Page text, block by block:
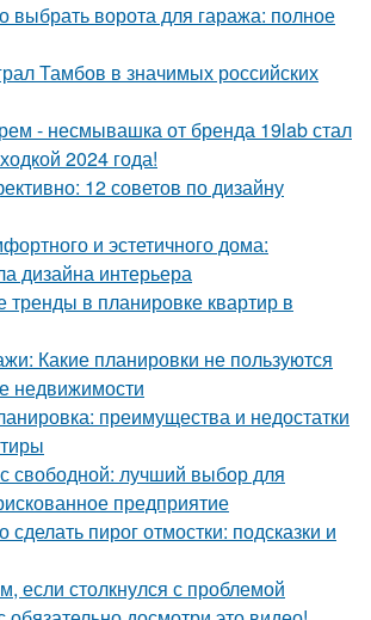
выбрать ворота для гаража: полное
Тамбов в значимых российских
- несмывашка от бренда 19lab стал
2024 года!
12 советов по дизайну
и эстетичного дома:
дизайна интерьера
в планировке квартир в
Какие планировки не пользуются
недвижимости
преимущества и недостатки
свободной: лучший выбор для
предприятие
сделать пирог отмостки: подсказки и
если столкнулся с проблемой